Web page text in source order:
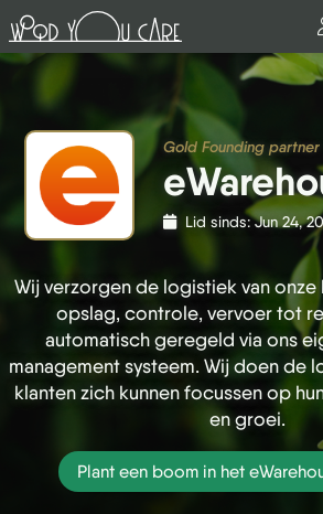
Gold Founding partner
Lid sinds: Jun 24,
Wij verzorgen de logistiek van onze
opslag, controle, vervoer tot
automatisch geregeld via ons
management systeem. Wij doen de
klanten zich kunnen focussen op
en groei.
Plant een boom in het